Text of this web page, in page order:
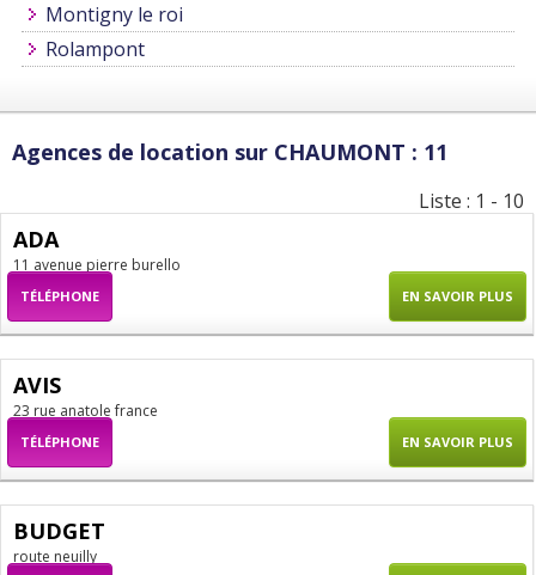
Montigny le roi
Rolampont
Agences de location sur CHAUMONT : 11
Liste : 1 - 10
ADA
11 avenue pierre burello
TÉLÉPHONE EN SAVOIR PLUS
AVIS
23 rue anatole france
TÉLÉPHONE EN SAVOIR PLUS
BUDGET
route neuilly